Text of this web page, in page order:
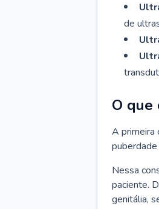
de
O que
A primeira
Nessa
paciente.
genitália,